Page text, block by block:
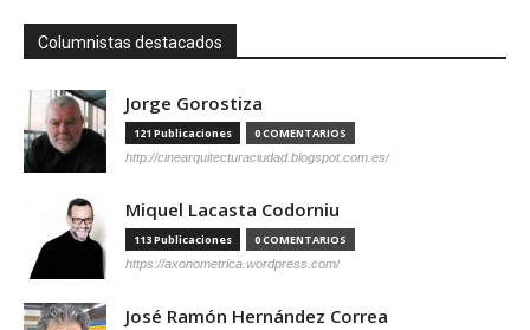
Columnistas destacados
Jorge Gorostiza
121 Publicaciones 0 COMENTARIOS
http://cinearquitecturaciudad.blogspot.com.es/
Miquel Lacasta Codorniu
113 Publicaciones 0 COMENTARIOS
https://axonometrica.wordpress.com/
José Ramón Hernández Correa